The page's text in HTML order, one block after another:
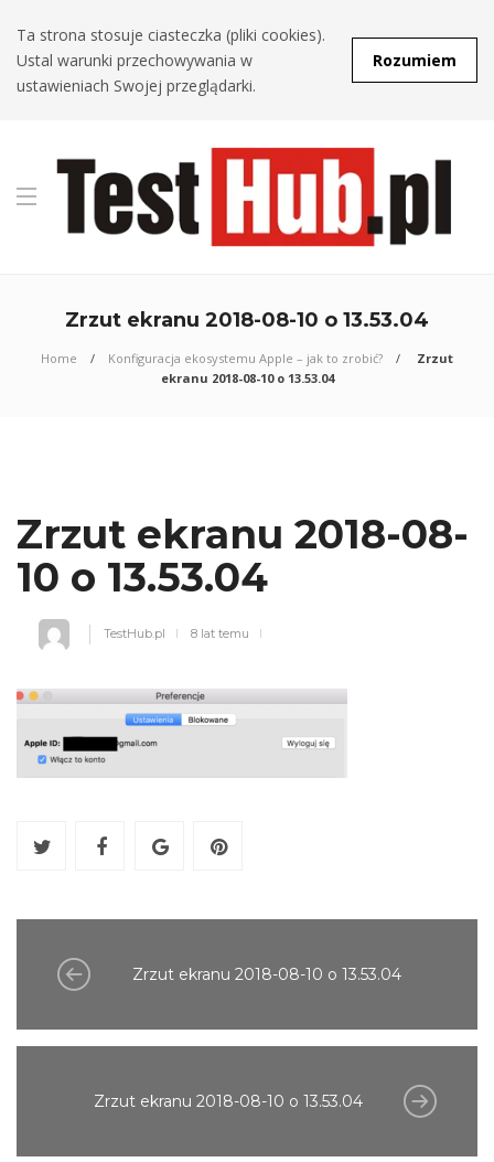
Ta strona stosuje ciasteczka (pliki cookies).
Ustal warunki przechowywania w
ustawieniach Swojej przeglądarki.
Rozumiem
Zrzut ekranu 2018-08-10 o 13.53.04
Home Konfiguracja ekosystemu Apple – jak to zrobić?
Zrzut
ekranu 2018-08-10 o 13.53.04
Zrzut ekranu 2018-08-
10 o 13.53.04
TestHub.pl 8 lat temu
Zrzut ekranu 2018-08-10 o 13.53.04
Zrzut ekranu 2018-08-10 o 13.53.04